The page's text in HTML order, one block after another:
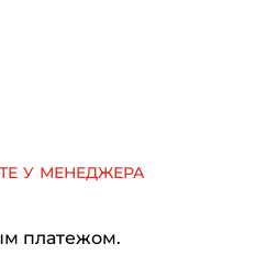
у менеджера
платежом.